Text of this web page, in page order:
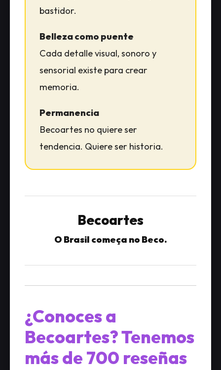
bastidor.
Belleza como puente
Cada detalle visual, sonoro y
sensorial existe para crear
memoria.
Permanencia
Becoartes no quiere ser
tendencia. Quiere ser historia.
Becoartes
O Brasil começa no Beco.
¿Conoces a
Becoartes? Tenemos
más de 700 reseñas